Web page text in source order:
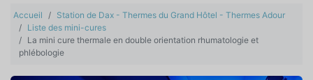
Accueil
Station de Dax - Thermes du Grand Hôtel - Thermes Adour
Liste des mini-cures
La mini cure thermale en double orientation rhumatologie et
phlébologie